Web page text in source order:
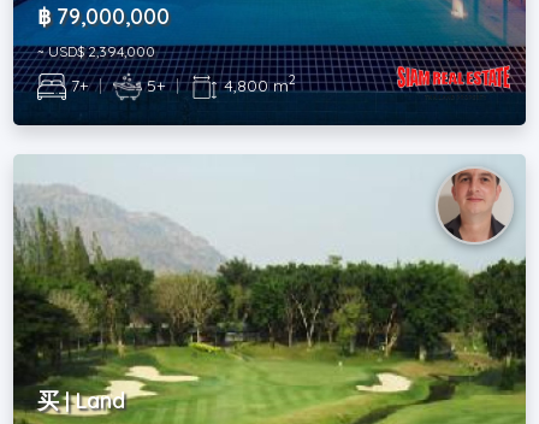
฿ 79,000,000
~ USD$ 2,394,000
7+ | 5+ | 4,800 m2
买 | Land